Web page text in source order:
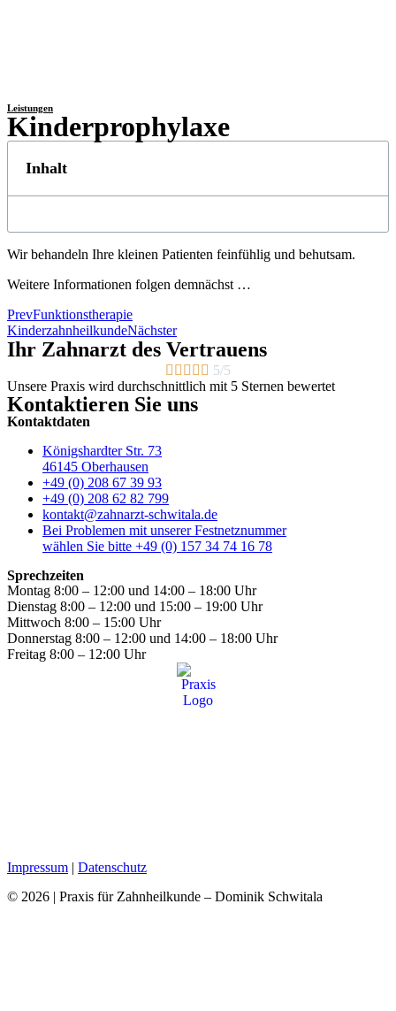
Leistungen
Kinderprophylaxe
Inhalt
Wir behandeln Ihre kleinen Patienten feinfühlig und behutsam.
Weitere Informationen folgen demnächst …
PrevFunktionstherapie
KinderzahnheilkundeNächster
Ihr Zahnarzt des Vertrauens
     5/5
Unsere Praxis wird durchschnittlich mit 5 Sternen bewertet
Kontaktieren Sie uns
Kontaktdaten
Königshardter Str. 73
46145 Oberhausen
+49 (0) 208 67 39 93
+49 (0) 208 62 82 799
kontakt@zahnarzt-schwitala.de
Bei Problemen mit unserer Festnetznummer
wählen Sie bitte +49 (0) 157 34 74 16 78
Sprechzeiten
Montag 8:00 – 12:00 und 14:00 – 18:00 Uhr
Dienstag 8:00 – 12:00 und 15:00 – 19:00 Uhr
Mittwoch 8:00 – 15:00 Uhr
Donnerstag 8:00 – 12:00 und 14:00 – 18:00 Uhr
Freitag 8:00 – 12:00 Uhr
Impressum | Datenschutz
© 2026 | Praxis für Zahnheilkunde – Dominik Schwitala